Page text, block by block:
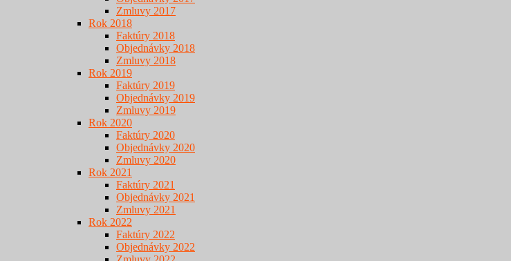
Zmluvy 2017
Rok 2018
Faktúry 2018
Objednávky 2018
Zmluvy 2018
Rok 2019
Faktúry 2019
Objednávky 2019
Zmluvy 2019
Rok 2020
Faktúry 2020
Objednávky 2020
Zmluvy 2020
Rok 2021
Faktúry 2021
Objednávky 2021
Zmluvy 2021
Rok 2022
Faktúry 2022
Objednávky 2022